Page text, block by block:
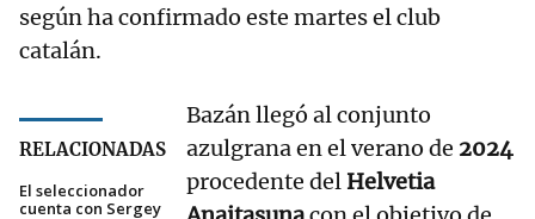
según ha confirmado este martes el club
catalán.
RELACIONADAS
El seleccionador
cuenta con Sergey
Bazán llegó al conjunto
azulgrana en el verano de 2024
procedente del Helvetia